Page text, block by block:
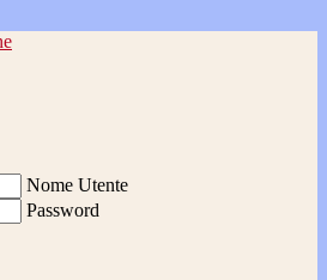
Nome Utente
Password